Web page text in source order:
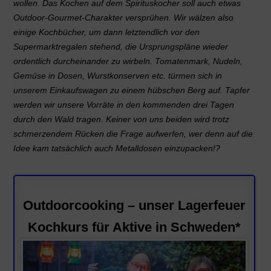
wollen. Das Kochen auf dem Spirituskocher soll auch etwas
Outdoor-Gourmet-Charakter versprühen. Wir wälzen also
einige Kochbücher, um dann letztendlich vor den
Supermarktregalen stehend, die Ursprungspläne wieder
ordentlich durcheinander zu wirbeln. Tomatenmark, Nudeln,
Gemüse in Dosen, Wurstkonserven etc. türmen sich in
unserem Einkaufswagen zu einem hübschen Berg auf. Tapfer
werden wir unsere Vorräte in den kommenden drei Tagen
durch den Wald tragen. Keiner von uns beiden wird trotz
schmerzendem Rücken die Frage aufwerfen, wer denn auf die
Idee kam tatsächlich auch Metalldosen einzupacken!?
Outdoorcooking – unser Lagerfeuer
Kochkurs für Aktive in Schweden*